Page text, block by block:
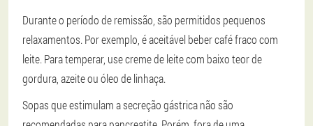
Durante o período de remissão, são permitidos pequenos
relaxamentos. Por exemplo, é aceitável beber café fraco com
leite. Para temperar, use creme de leite com baixo teor de
gordura, azeite ou óleo de linhaça.
Sopas que estimulam a secreção gástrica não são